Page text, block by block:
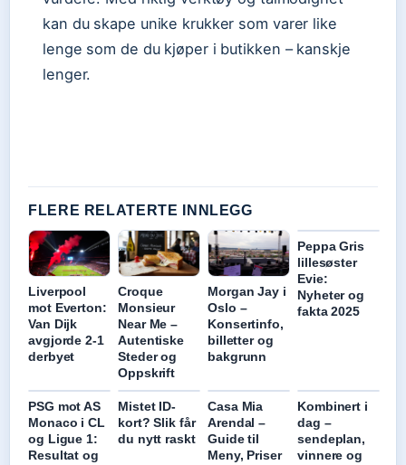
kan du skape unike krukker som varer like
lenge som de du kjøper i butikken – kanskje
lenger.
FLERE RELATERTE INNLEGG
Liverpool
mot Everton:
Van Dijk
avgjorde 2-1
derbyet
Croque
Monsieur
Near Me –
Autentiske
Steder og
Oppskrift
Morgan Jay i
Oslo –
Konsertinfo,
billetter og
bakgrunn
Peppa Gris
lillesøster
Evie:
Nyheter og
fakta 2025
PSG mot AS
Monaco i CL
og Ligue 1:
Resultat og
Mistet ID-
kort? Slik får
du nytt raskt
Casa Mia
Arendal –
Guide til
Meny, Priser
Kombinert i
dag –
sendeplan,
vinnere og